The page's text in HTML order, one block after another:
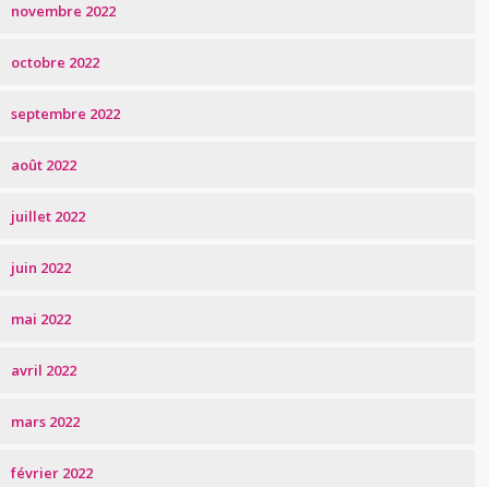
novembre 2022
octobre 2022
septembre 2022
août 2022
juillet 2022
juin 2022
mai 2022
avril 2022
mars 2022
février 2022